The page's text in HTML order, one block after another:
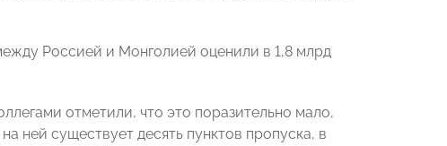
Россией и Монголией оценили в 1,8 млрд
отметили, что это поразительно мало,
ней существует десять пунктов пропуска, в